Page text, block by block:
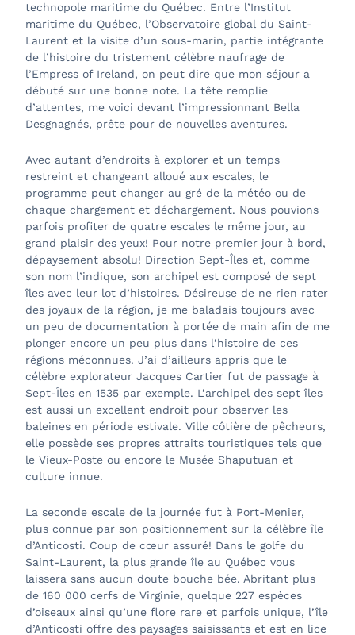
technopole maritime du Québec. Entre l’Institut
maritime du Québec, l’Observatoire global du Saint-
Laurent et la visite d’un sous-marin, partie intégrante
de l’histoire du tristement célèbre naufrage de
l’Empress of Ireland, on peut dire que mon séjour a
débuté sur une bonne note. La tête remplie
d’attentes, me voici devant l’impressionnant Bella
Desgnagnés, prête pour de nouvelles aventures.
Avec autant d’endroits à explorer et un temps
restreint et changeant alloué aux escales, le
programme peut changer au gré de la météo ou de
chaque chargement et déchargement. Nous pouvions
parfois profiter de quatre escales le même jour, au
grand plaisir des yeux! Pour notre premier jour à bord,
dépaysement absolu! Direction Sept-Îles et, comme
son nom l’indique, son archipel est composé de sept
îles avec leur lot d’histoires. Désireuse de ne rien rater
des joyaux de la région, je me baladais toujours avec
un peu de documentation à portée de main afin de me
plonger encore un peu plus dans l’histoire de ces
régions méconnues. J’ai d’ailleurs appris que le
célèbre explorateur Jacques Cartier fut de passage à
Sept-Îles en 1535 par exemple. L’archipel des sept îles
est aussi un excellent endroit pour observer les
baleines en période estivale. Ville côtière de pêcheurs,
elle possède ses propres attraits touristiques tels que
le Vieux-Poste ou encore le Musée Shaputuan et
culture innue.
La seconde escale de la journée fut à Port-Menier,
plus connue par son positionnement sur la célèbre île
d’Anticosti. Coup de cœur assuré! Dans le golfe du
Saint-Laurent, la plus grande île au Québec vous
laissera sans aucun doute bouche bée. Abritant plus
de 160 000 cerfs de Virginie, quelque 227 espèces
d’oiseaux ainsi qu’une flore rare et parfois unique, l’île
d’Anticosti offre des paysages saisissants et est en lice